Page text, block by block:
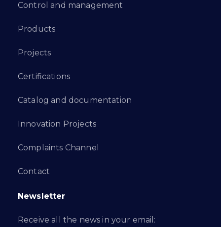
Control and management
Products
Projects
Certifications
Catalog and documentation
Innovation Projects
Complaints Channel
Contact
Newsletter
Receive all the news in your email: